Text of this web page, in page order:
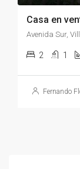
Casa en
2 1
Fernando